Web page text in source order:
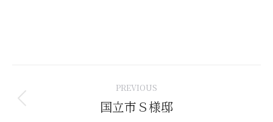
navigation
PREVIOUS
Previous
国立市Ｓ様邸